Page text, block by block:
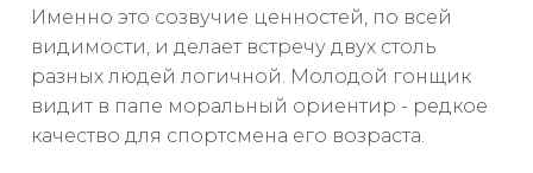
Именно это созвучие ценностей, по всей
видимости, и делает встречу двух столь
разных людей логичной. Молодой гонщик
видит в папе моральный ориентир - редкое
качество для спортсмена его возраста.